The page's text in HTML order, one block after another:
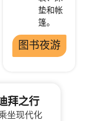
垫和帐
篷。
图书夜游
拜之行
坐现代化